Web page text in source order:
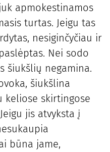
apmokestinamos
turtas. Jeigu tas
nesiginčyčiau ir
Nei sodo
šiukšlių negamina.
šiukšlina
keliose skirtingose
jis atvyksta į
būna jame,